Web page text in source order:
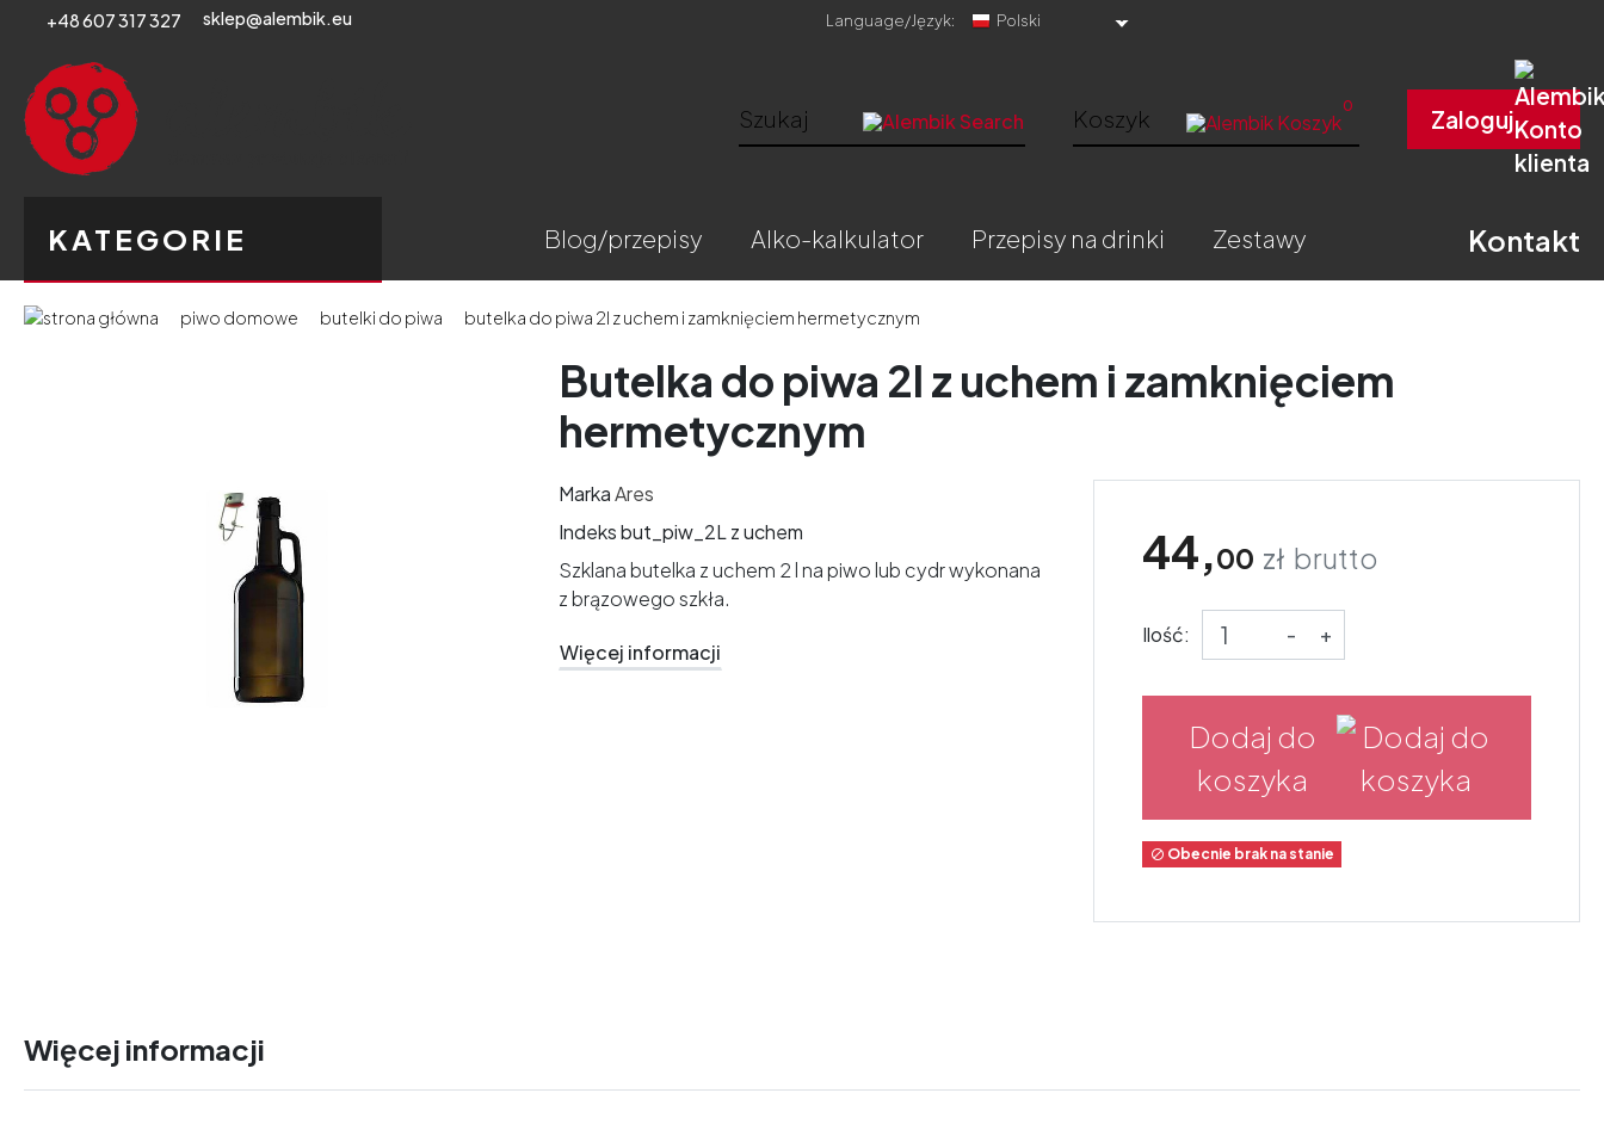
+48 607 317 327 sklep@alembik.eu Language/Język: Polski
Koszyk 0 Zaloguj
KATEGORIE blog/przepisy alko-kalkulator przepisy na drinki zestawy Kontakt
piwo domowe butelki do piwa butelka do piwa 2l z uchem i zamknięciem hermetycznym
Butelka do piwa 2l z uchem i zamknięciem
hermetycznym
MarkaAres
Indeksbut_piw_2L z uchem
Szklana butelka z uchem 2 l na piwo lub cydr wykonana
z brązowego szkła.
Więcej informacji
44,00 zł brutto
Ilość: - +
Dodaj do
koszyka
 Obecnie brak na stanie
Więcej informacji